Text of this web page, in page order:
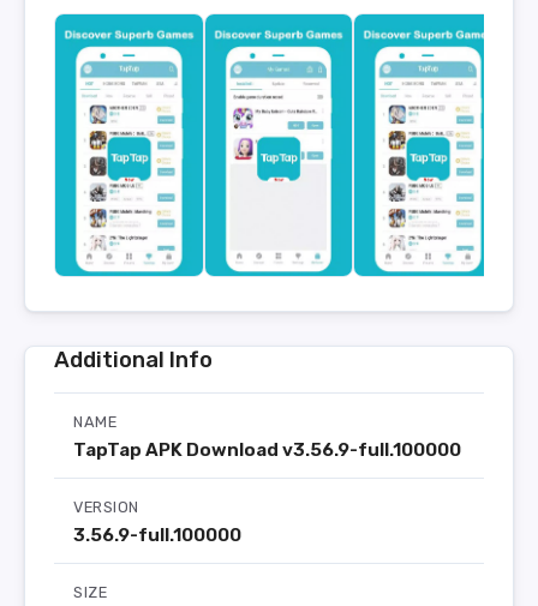
Additional Info
NAME
TapTap APK Download v3.56.9-full.100000
VERSION
3.56.9-full.100000
SIZE